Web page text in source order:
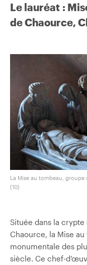
Le lauréat :
de Chaource,
La Mise au tombeau,
(10)
Située dans la crypte
Chaource, la Mise
monumentale des
siècle. Ce chef-